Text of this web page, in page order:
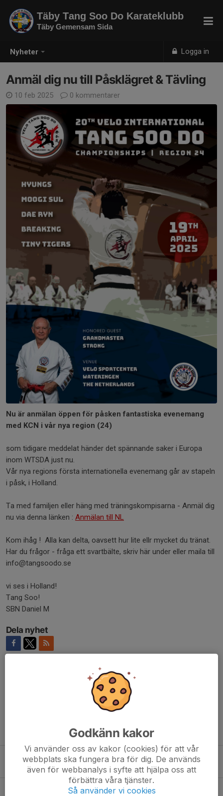
Nyheter Logga in
Täby Tang Soo Do Karateklubb
Täby Gemensam Sida
Anmäl dig nu till Påsklägret & Tävling
10 feb 2025 0 kommentarer
Nu är anmälan öppen för påsken fantastiska evenemang
med KCN i vår nya region (24)
som tidigare meddelat händer det spännande saker i Europa
inom WTSDA just nu.
Vår nya regions första internationella evenemang går av stapeln
i påsk, i Holland.
Ta med familjen eller häng med träningskompisarna - Anmäl dig
nu via denna länken : Anmälan till NL
Kom ihåg ! Alla kan delta, oavsett hur lite ellr mycket du tränat.
Har du frågor - fråga ett svartbälte, skriv här under eller maila till
info@tangsoodo.se
vi ses i Holland!
Tang Soo!
SBN Daniel M
Dela nyhet
Tidigare nyheter
Ännu större anledning att anmäla dig!
29 jul, 16:55 0
VM dag 3 och 4
Godkänn kakor
Vi använder oss av kakor (cookies) för att vår
webbplats ska fungera bra för dig. De används
även för webbanalys i syfte att hjälpa oss att
förbättra våra tjänster.
Så använder vi cookies